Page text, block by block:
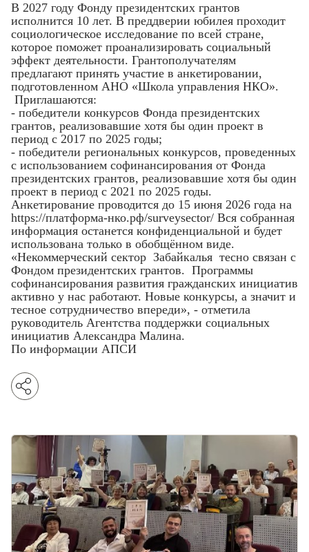
В 2027 году Фонду президентских грантов
исполнится 10 лет. В преддверии юбилея проходит
социологическое исследование по всей стране,
которое поможет проанализировать социальный
эффект деятельности. Грантополучателям
предлагают принять участие в анкетировании,
подготовленном АНО «Школа управления НКО».
Приглашаются:
- победители конкурсов Фонда президентских
грантов, реализовавшие хотя бы один проект в
период с 2017 по 2025 годы;
- победители региональных конкурсов, проведенных
с использованием софинансирования от Фонда
президентских грантов, реализовавшие хотя бы один
проект в период с 2021 по 2025 годы.
Анкетирование проводится до 15 июня 2026 года на
https://платформа-нко.рф/surveysector/ Вся собранная
информация останется конфиденциальной и будет
использована только в обобщённом виде.
«Некоммерческий сектор Забайкалья тесно связан с
Фондом президентских грантов. Программы
софинансирования развития гражданских инициатив
активно у нас работают. Новые конкурсы, а значит и
тесное сотрудничество впереди», - отметила
руководитель Агентства поддержки социальных
инициатив Александра Малина.
По информации АПСИ